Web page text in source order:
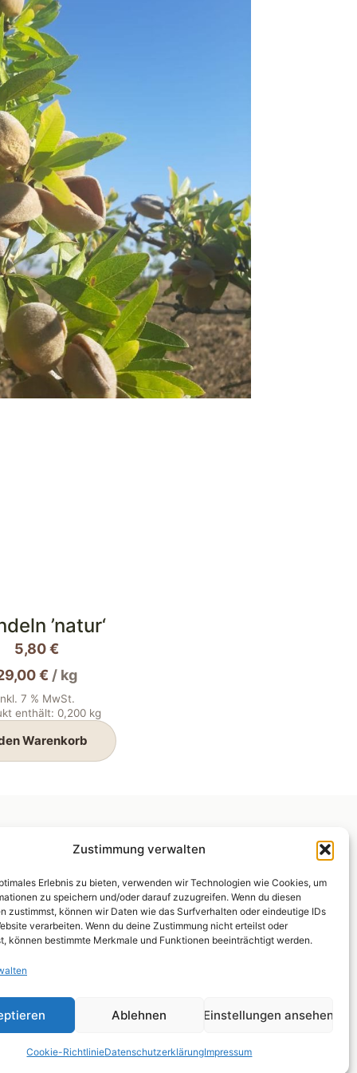
Zustimmung verwalten
Erlebnis zu bieten, verwenden wir Technologien wie Cookies, um
zu speichern und/oder darauf zuzugreifen. Wenn du diesen
zustimmst, können wir Daten wie das Surfverhalten oder eindeutige IDs
verarbeiten. Wenn du deine Zustimmung nicht erteilst oder
können bestimmte Merkmale und Funktionen beeinträchtigt werden.
Ablehnen Einstellungen ansehen
Cookie-RichtlinieDatenschutzerklärungImpressum
’natur‘
5,80€
€ / kg
7 % MwSt.
enthält: 0,200 kg
Warenkorb
OWL
Fischer
Straße 275
Lage